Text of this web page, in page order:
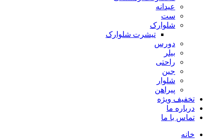
عیدانه
ست
شلوارک
تیشرت شلوارک
دورس
بیلر
راحتی
جین
شلوار
پیراهن
تخفیف ویژه
درباره ما
تماس با ما
خانه